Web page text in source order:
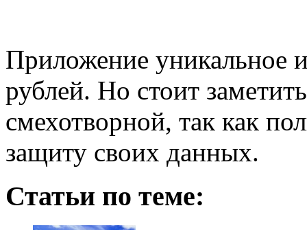
Приложение уникальное
рублей. Но стоит
смехотворной, так как
защиту своих данных.
Статьи по теме: